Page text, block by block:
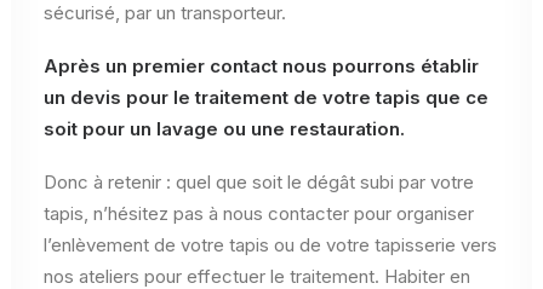
sécurisé, par un transporteur.
Après un premier contact nous pourrons établir
un devis pour le traitement de votre tapis que ce
soit pour un lavage ou une restauration.
Donc à retenir : quel que soit le dégât subi par votre
tapis, n’hésitez pas à nous contacter pour organiser
l’enlèvement de votre tapis ou de votre tapisserie vers
nos ateliers pour effectuer le traitement. Habiter en